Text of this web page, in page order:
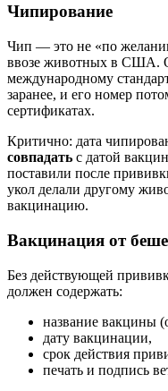
Чипирование
Чип — это не «по
ввозе животных в США.
международному
заранее, и его номер
сертификатах.
Критично: дата
совпадать с датой
поставили после
укол делали другому
вакцинацию.
Вакцинация от
Без действующей
должен содержать:
название вакцины
дату вакцинации,
срок действия
печать и подпись